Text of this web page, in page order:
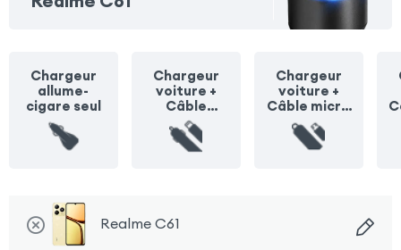
Chargeur
allume-
cigare seul
Chargeur
voiture +
Câble
Lightning
Chargeur
voiture +
Câble micro
USB
Realme C61